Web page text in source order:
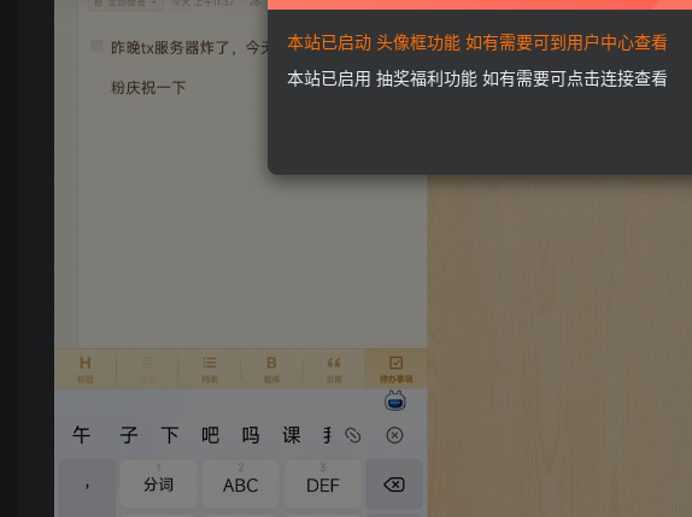
本站已启动 头像框功能 如有需要可到用户中心查看
本站已启用 抽奖福利功能 如有需要可点击连接查看